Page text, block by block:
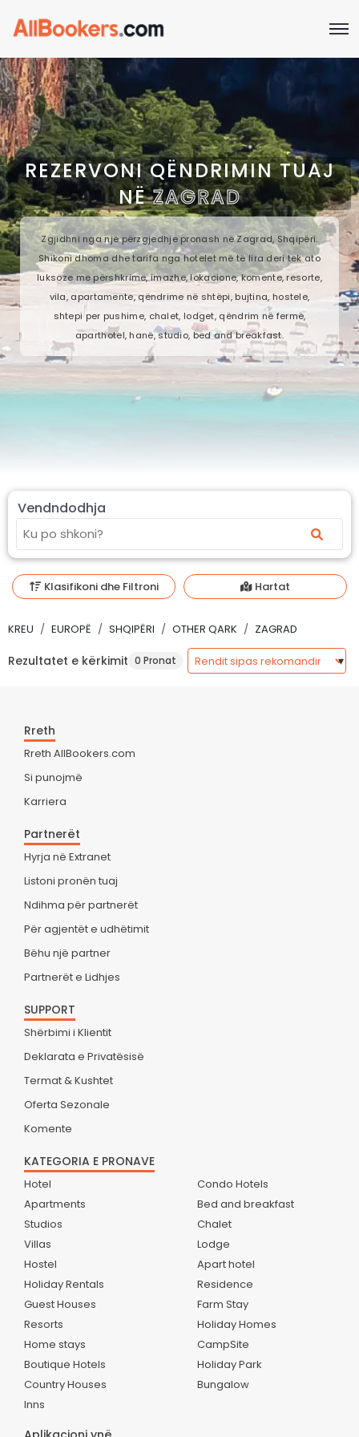
REZERVONI QËNDRIMIN TUAJ
NËZAGRAD
Zgjidhni nga një përzgjedhje pronash në Zagrad, Shqipëri.
Shikoni dhoma dhe tarifa nga hotelet më të lira deri tek ato
luksoze me përshkrime, imazhe, lokacione, komente, resorte,
vila, apartamente, qëndrime në shtëpi, bujtina, hostele,
shtepi per pushime, chalet, lodget, qëndrim në fermë,
aparthotel, hanë, studio, bed and breakfast.
Vendndodhja
Klasifikoni dhe Filtroni Hartat
KREU EUROPË SHQIPËRI OTHER QARK ZAGRAD
Rezultatet e kërkimit 0 Pronat
Rreth
Rreth AllBookers.com
Si punojmë
Karriera
Partnerët
Hyrja në Extranet
Listoni pronën tuaj
Ndihma për partnerët
Për agjentët e udhëtimit
Bëhu një partner
Partnerët e Lidhjes
SUPPORT
Shërbimi i Klientit
Deklarata e Privatësisë
Termat & Kushtet
Oferta Sezonale
Komente
KATEGORIA E PRONAVE
Hotel
Apartments
Studios
Villas
Hostel
Holiday Rentals
Guest Houses
Resorts
Home stays
Boutique Hotels
Country Houses
Inns
Condo Hotels
Bed and breakfast
Chalet
Lodge
Apart hotel
Residence
Farm Stay
Holiday Homes
CampSite
Holiday Park
Bungalow